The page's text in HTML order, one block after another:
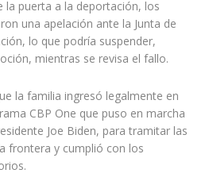
la puerta a la deportación, los
una apelación ante la Junta de
lo que podría suspender,
mientras se revisa el fallo.
la familia ingresó legalmente en
CBP One que puso en marcha
Joe Biden, para tramitar las
frontera y cumplió con los